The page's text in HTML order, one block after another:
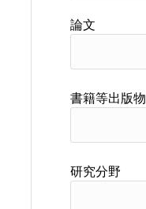
論文
書籍等出版物
研究分野